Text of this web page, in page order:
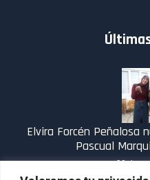
Elvira Forcén Peñalosa
Pascual
30 de